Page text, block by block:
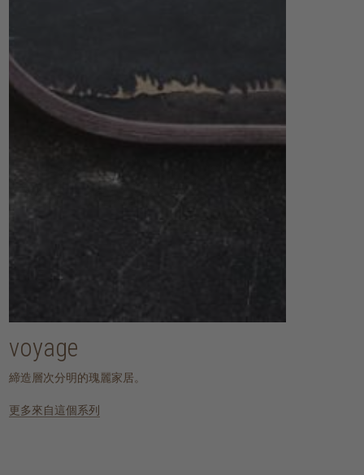
voyage
締造層次分明的瑰麗家居。
更多來自這個系列